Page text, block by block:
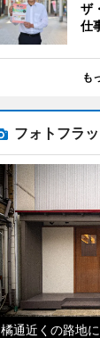
ザ
仕
も
フォトフラ
橘通近くの路地